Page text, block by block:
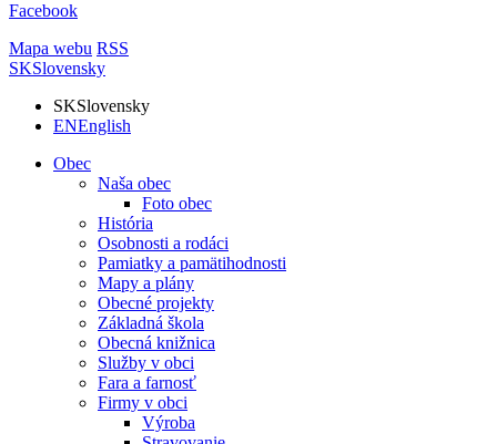
Facebook
Mapa webu RSS
SKSlovensky
SKSlovensky
ENEnglish
Obec
Naša obec
Foto obec
História
Osobnosti a rodáci
Pamiatky a pamätihodnosti
Mapy a plány
Obecné projekty
Základná škola
Obecná knižnica
Služby v obci
Fara a farnosť
Firmy v obci
Výroba